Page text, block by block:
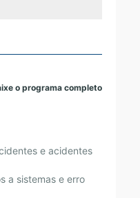
o programa completo
e acidentes
a sistemas e erro